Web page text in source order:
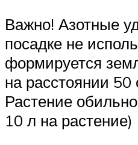
Важно! Азотные
посадке не
формируется
на расстоянии 50
Растение
10 л на растение)